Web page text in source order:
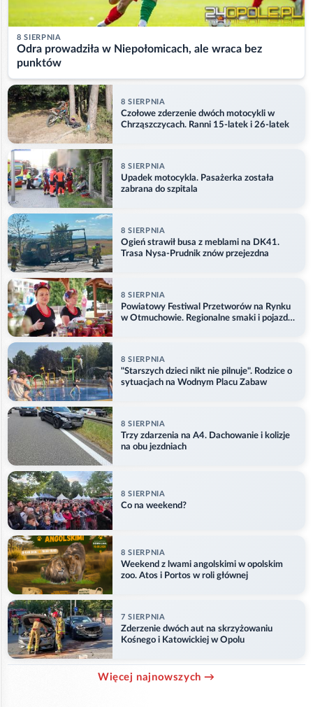
8 SIERPNIA
Odra prowadziła w Niepołomicach, ale wraca bez
punktów
8 SIERPNIA
Czołowe zderzenie dwóch motocykli w
Chrząszczycach. Ranni 15-latek i 26-latek
8 SIERPNIA
Upadek motocykla. Pasażerka została
zabrana do szpitala
8 SIERPNIA
Ogień strawił busa z meblami na DK41.
Trasa Nysa-Prudnik znów przejezdna
8 SIERPNIA
Powiatowy Festiwal Przetworów na Rynku
w Otmuchowie. Regionalne smaki i pojazdy
8 SIERPNIA
"Starszych dzieci nikt nie pilnuje". Rodzice o
sytuacjach na Wodnym Placu Zabaw
8 SIERPNIA
Trzy zdarzenia na A4. Dachowanie i kolizje
na obu jezdniach
8 SIERPNIA
Co na weekend?
8 SIERPNIA
Weekend z lwami angolskimi w opolskim
zoo. Atos i Portos w roli głównej
7 SIERPNIA
Zderzenie dwóch aut na skrzyżowaniu
Kośnego i Katowickiej w Opolu
Więcej najnowszych →